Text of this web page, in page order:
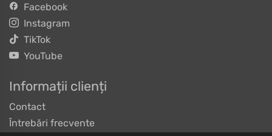
Facebook
Instagram
TikTok
YouTube
Informații clienți
Contact
Întrebări frecvente